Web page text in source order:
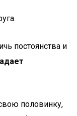
постоянства и
половинку,